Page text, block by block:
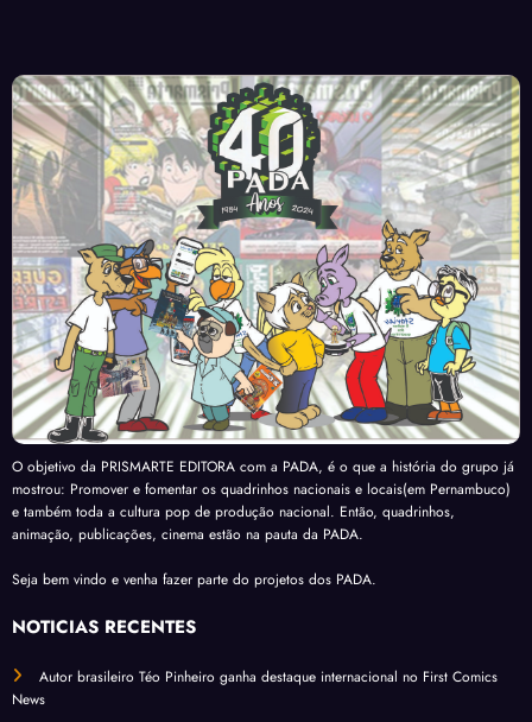
O objetivo da PRISMARTE EDITORA com a PADA, é o que a história do grupo já
mostrou: Promover e fomentar os quadrinhos nacionais e locais(em Pernambuco)
e também toda a cultura pop de produção nacional. Então, quadrinhos,
animação, publicações, cinema estão na pauta da PADA.
Seja bem vindo e venha fazer parte do projetos dos PADA.
NOTÍCIAS RECENTES
Autor brasileiro Téo Pinheiro ganha destaque internacional no First Comics
News